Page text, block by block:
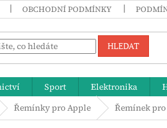
OBCHODNÍ PODMÍNKY
HLEDAT
Sport Elektronika
Řemínky pro Apple Řemínek